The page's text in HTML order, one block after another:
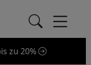
zu 20%